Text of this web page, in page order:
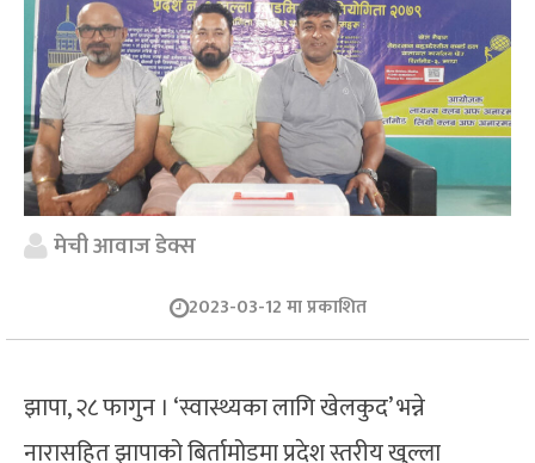
मेची आवाज डेक्स
2023-03-12 मा प्रकाशित
झापा, २८ फागुन । ‘स्वास्थ्यका लागि खेलकुद’ भन्ने
नारासहित झापाको बिर्तामोडमा प्रदेश स्तरीय खुल्ला